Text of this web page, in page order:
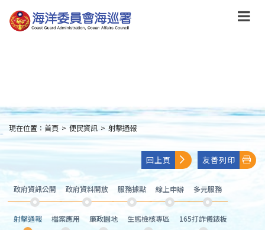
到
主
:::
現在位置： 首頁 > 便民資訊 > 射擊通報
回上頁 友善列印
政府資訊公開 政府資料開放 服務據點 線上申辦 多元服務
射擊通報 檔案應用 廉政園地 生態檢核專區 165打詐儀錶板